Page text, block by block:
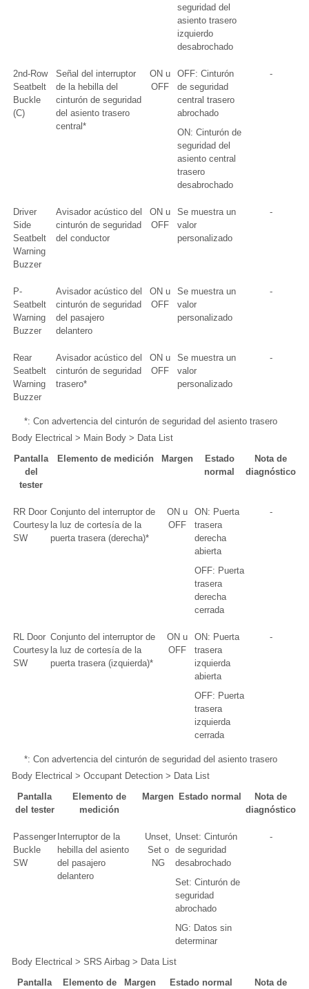
seguridad del
asiento trasero
izquierdo
desabrochado
2nd-Row
Seatbelt
Buckle
(C)
Señal del interruptor
de la hebilla del
cinturón de seguridad
del asiento trasero
central*
ON u
OFF
OFF: Cinturón
de seguridad
central trasero
abrochado
ON: Cinturón de
seguridad del
asiento central
trasero
desabrochado
-
Driver
Side
Seatbelt
Warning
Buzzer
Avisador acústico del
cinturón de seguridad
del conductor
ON u
OFF
Se muestra un
valor
personalizado
-
P-
Seatbelt
Warning
Buzzer
Avisador acústico del
cinturón de seguridad
del pasajero
delantero
ON u
OFF
Se muestra un
valor
personalizado
-
Rear
Seatbelt
Warning
Buzzer
Avisador acústico del
cinturón de seguridad
trasero*
ON u
OFF
Se muestra un
valor
personalizado
-
*: Con advertencia del cinturón de seguridad del asiento trasero
Body Electrical > Main Body > Data List
Pantalla
del
tester
Elemento de medición Margen
Estado
normal
Nota de
diagnóstico
RR Door
Courtesy
SW
Conjunto del interruptor de
la luz de cortesía de la
puerta trasera (derecha)*
ON u
OFF
ON: Puerta
trasera
derecha
abierta
OFF: Puerta
trasera
derecha
cerrada
-
RL Door
Courtesy
SW
Conjunto del interruptor de
la luz de cortesía de la
puerta trasera (izquierda)*
ON u
OFF
ON: Puerta
trasera
izquierda
abierta
OFF: Puerta
trasera
izquierda
cerrada
-
*: Con advertencia del cinturón de seguridad del asiento trasero
Body Electrical > Occupant Detection > Data List
Pantalla
del tester
Elemento de
medición
Margen Estado normal
Nota de
diagnóstico
Passenger
Buckle
SW
Interruptor de la
hebilla del asiento
del pasajero
delantero
Unset,
Set o
NG
Unset: Cinturón
de seguridad
desabrochado
Set: Cinturón de
seguridad
abrochado
NG: Datos sin
determinar
-
Body Electrical > SRS Airbag > Data List
Pantalla
Elemento de Margen Estado normal Nota de